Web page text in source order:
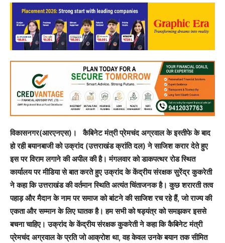
विकासनगर(आरएनएस)। कैबिनेट मंत्री प्रेमचंद अग्रवाल के इस्तीफे के बाद
हो रही बयानबाजी को उक्रांद (उत्तराखंड क्रांति दल) ने साजिश करार देते हुए
इस पर विराम लगाने की अपील की है। मंगलवार को डाकपत्थर रोड स्थित
कार्यालय पर मीडिया से बात करते हुए उक्रांद के केंद्रीय संरक्षक सुरेंद्र कुकरेती
ने कहा कि उत्तराखंड की वर्तमान स्थिति अत्यंत चिंताजनक है। कुछ शरारती तत्व
पहाड़ और मैदान के नाम पर समाज को बांटने की साजिश रच रहे हैं, जो राज्य की
एकता और सम्मान के लिए घातक है। हम सभी को षड्यंत्र को समझकर इससे
बचना चाहिए। उक्रांद के केंद्रीय संरक्षक कुकरेती ने कहा कि कैबिनेट मंत्री
प्रेमचंद अग्रवाल के प्रति जो आक्रोश था, वह केवल उनके बयान तक सीमित